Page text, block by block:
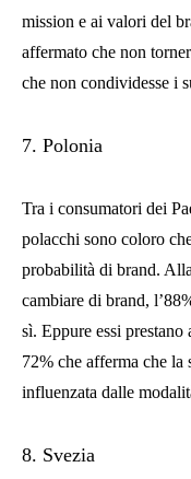
mission e ai valori del
affermato che non
che non condividesse i
7. Polonia
Tra i consumatori dei
polacchi sono coloro
probabilità di brand.
cambiare di brand,
sì. Eppure essi
72% che afferma che la
influenzata dalle
8. Svezia